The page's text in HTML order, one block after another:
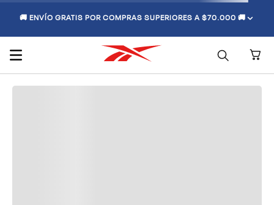
🚚 ENVÍO GRATIS POR COMPRAS SUPERIORES A $70.000 🚚